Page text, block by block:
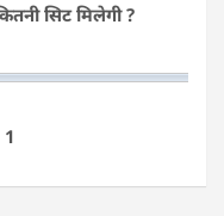
सिट मिलेगी ?
1